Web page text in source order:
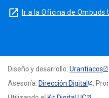
launch Ir a la Oficina de Ombuds
Diseño y desarrollo: Urantiacos
Asesoría: Dirección Digital
,